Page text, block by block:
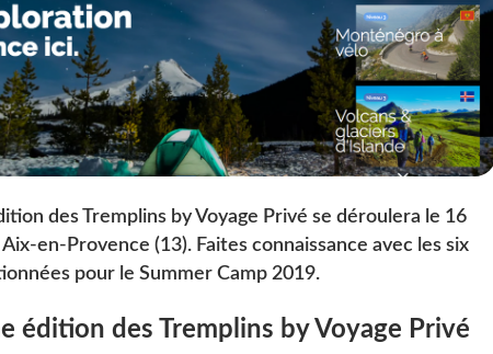
des Tremplins by Voyage Privé se déroulera le 16
en-Provence (13). Faites connaissance avec les six
pour le Summer Camp 2019.
édition des Tremplins by Voyage Privé